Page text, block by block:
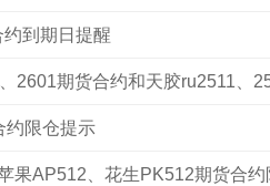
到期日提醒
2601期货合约和天胶ru2511、
约限仓提示
果AP512、花生PK512期货合